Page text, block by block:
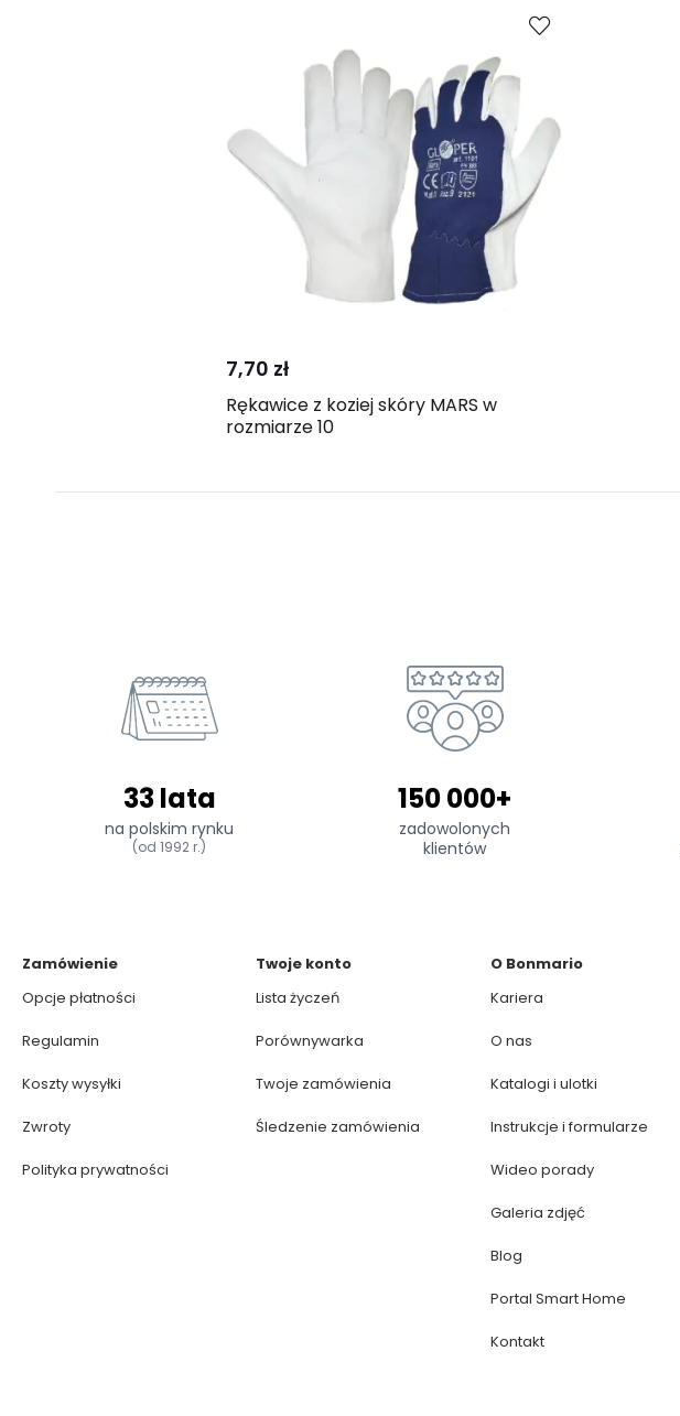
Porównaj
7,70 zł
Rękawice z koziej skóry MARS w
rozmiarze 10
33 lata
na polskim rynku
(od 1992 r.)
150 000+
zadowolonych
klientów
Zamówienie
Opcje płatności
Regulamin
Koszty wysyłki
Zwroty
Polityka prywatności
Twoje konto
Lista życzeń
Porównywarka
Twoje zamówienia
Śledzenie zamówienia
O Bonmario
Kariera
O nas
Katalogi i ulotki
Instrukcje i formularze
Wideo porady
Galeria zdjęć
Blog
Portal Smart Home
Kontakt